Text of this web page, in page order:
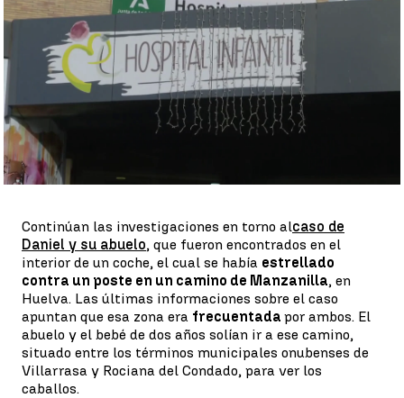
Álvaro Perreau
Publicado:
12 de diciembre de 2022, 17:35
Continúan las investigaciones en torno alcaso de
Daniel y su abuelo, que fueron encontrados en el
interior de un coche, el cual se había estrellado
contra un poste en un camino de Manzanilla, en
Huelva. Las últimas informaciones sobre el caso
apuntan que esa zona era frecuentada por ambos. El
abuelo y el bebé de dos años solían ir a ese camino,
situado entre los términos municipales onubenses de
Villarrasa y Rociana del Condado, para ver los
caballos.